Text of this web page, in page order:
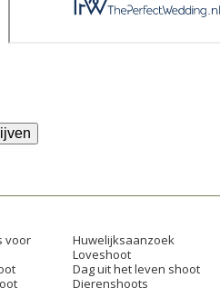
voor
Huwelijksaanzoek
Loveshoot
Dag uit het leven shoot
Dierenshoots